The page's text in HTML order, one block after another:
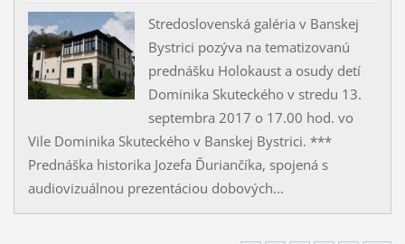
Stredoslovenská galéria v Banskej
Bystrici pozýva na tematizovanú
prednášku Holokaust a osudy detí
Dominika Skuteckého v stredu 13.
septembra 2017 o 17.00 hod. vo
Vile Dominika Skuteckého v Banskej Bystrici. ***
Prednáška historika Jozefa Ďuriančíka, spojená s
audiovizuálnou prezentáciou dobových...